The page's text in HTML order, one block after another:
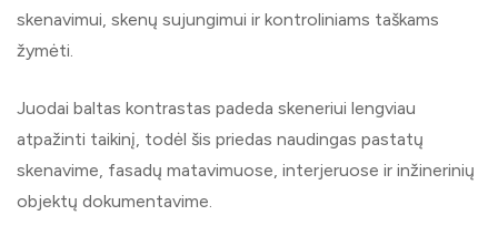
skenavimui, skenų sujungimui ir kontroliniams taškams
žymėti.
Juodai baltas kontrastas padeda skeneriui lengviau
atpažinti taikinį, todėl šis priedas naudingas pastatų
skenavime, fasadų matavimuose, interjeruose ir inžinerinių
objektų dokumentavime.